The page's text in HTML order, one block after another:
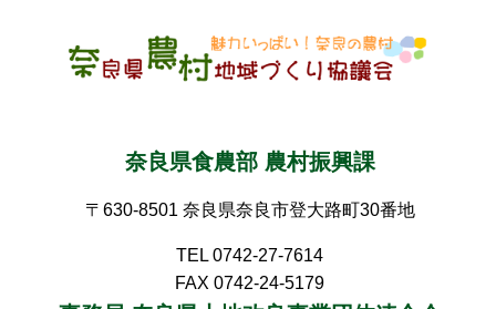
奈良県食農部 農村振興課
〒630-8501 奈良県奈良市登大路町30番地
TEL 0742-27-7614
FAX 0742-24-5179